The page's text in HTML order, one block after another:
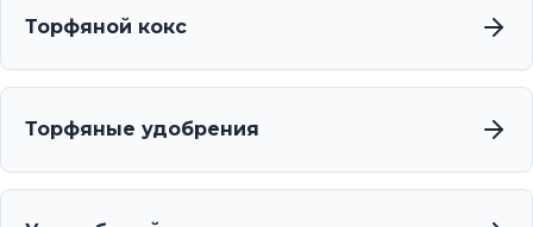
Торфяной кокс
Торфяные удобрения